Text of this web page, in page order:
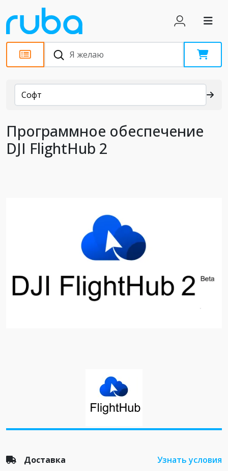
Каталог
Софт
Программное обеспечение
DJI FlightHub 2
Доставка Узнать условия